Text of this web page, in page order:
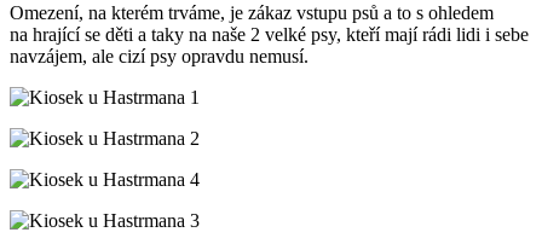
Omezení, na kterém trváme, je zákaz vstupu psů a to s ohledem
na hrající se děti a taky na naše 2 velké psy, kteří mají rádi lidi i sebe
navzájem, ale cizí psy opravdu nemusí.